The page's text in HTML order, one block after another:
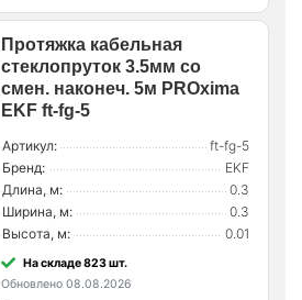
Протяжка кабельная
стеклопруток 3.5мм со
смен. наконеч. 5м PROxima
EKF ft-fg-5
Артикул:
ft-fg-5
Бренд:
EKF
Длина, м:
0.3
Ширина, м:
0.3
Высота, м:
0.01
На складе 823 шт.
Обновлено 08.08.2026